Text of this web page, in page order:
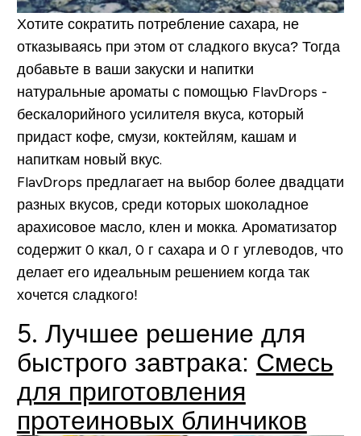
Хотите сократить потребление сахара, не
отказываясь при этом от сладкого вкуса? Тогда
добавьте в ваши закуски и напитки
натуральные ароматы с помощью FlavDrops -
бескалорийного усилителя вкуса, который
придаст кофе, смузи, коктейлям, кашам и
напиткам новый вкус.
FlavDrops предлагает на выбор более двадцати
разных вкусов, среди которых шоколадное
арахисовое масло, клен и мокка. Ароматизатор
содержит 0 ккал, 0 г сахара и 0 г углеводов, что
делает его идеальным решением когда так
хочется сладкого!
5. Лучшее решение для
быстрого завтрака: Смесь
для приготовления
протеиновых блинчиков